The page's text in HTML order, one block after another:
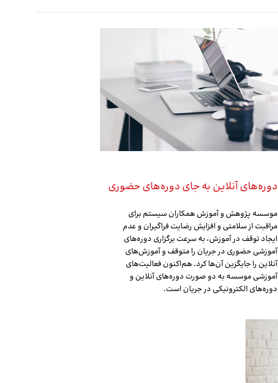
دوره‌های آنلاین به جای دوره‌های حضوری
موسسه پژوهش و آموزش همکاران سیستم برای
مراقبت از سلامتی و افزایش رضایت فراگیران و عدم
ایجاد توقف در آموزش، به سرعت برگزاری دوره‌های
آموزشی حضوری در جریان را متوقف و آموزش‌های
آنلاین را جایگزین آن‌ها کرد. هم‌اکنون فعالیت‌های
آموزشی موسسه به دو صورت دوره‌های آنلاین و
دوره‌های الکترونیکی در جریان است.